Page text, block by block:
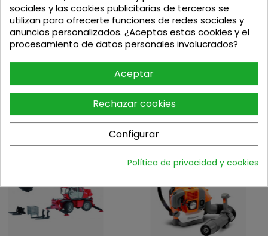
óptima y cortes limpios con mínimo esfuerzo
Certificación de seguridad: MPA para uso seguro
y alta calidad
Embalaje: caja metálica práctica para
sociales y las cookies publicitarias de terceros se
utilizan para ofrecerte funciones de redes sociales y
anuncios personalizados. ¿Aceptas estas cookies y el
procesamiento de datos personales involucrados?
Aceptar
Rechazar cookies
Configurar
Política de privacidad y cookies